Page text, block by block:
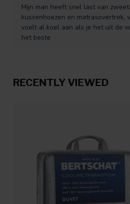
Mijn man heeft snel last van
kussenhoezen en
voelt al koel aan als je het uit de
het beste
RECENTLY VIEWED